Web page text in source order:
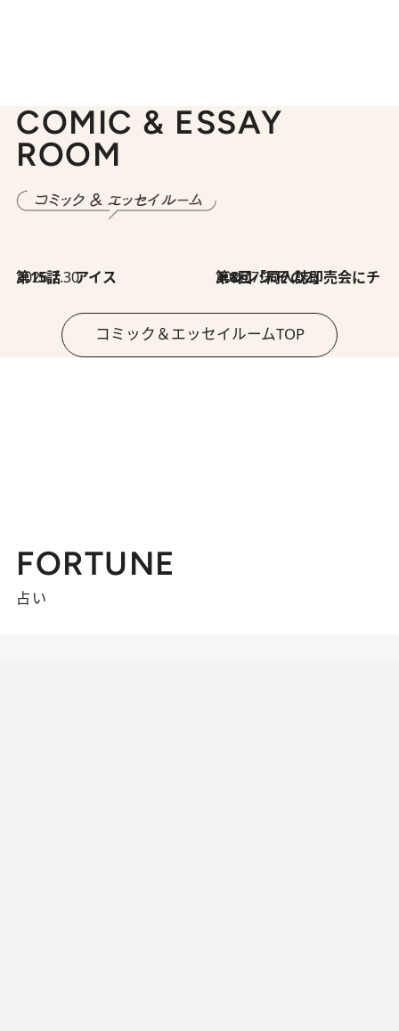
COMIC & ESSAY
ROOM
2026.7.30
第15話 アイス 2026.7.30
第8回「同人誌即売会にチャレンジ その2」
コミック＆エッセイルームTOP
FORTUNE
占い